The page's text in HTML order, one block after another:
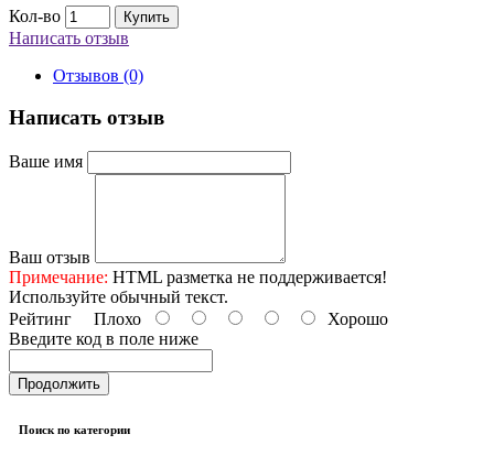
Кол-во Купить
Написать отзыв
Отзывов (0)
Написать отзыв
Ваше имя
Ваш отзыв
Примечание: HTML разметка не поддерживается!
Используйте обычный текст.
Рейтинг Плохо
Хорошо
Введите код в поле ниже
Продолжить
Поиск по категории